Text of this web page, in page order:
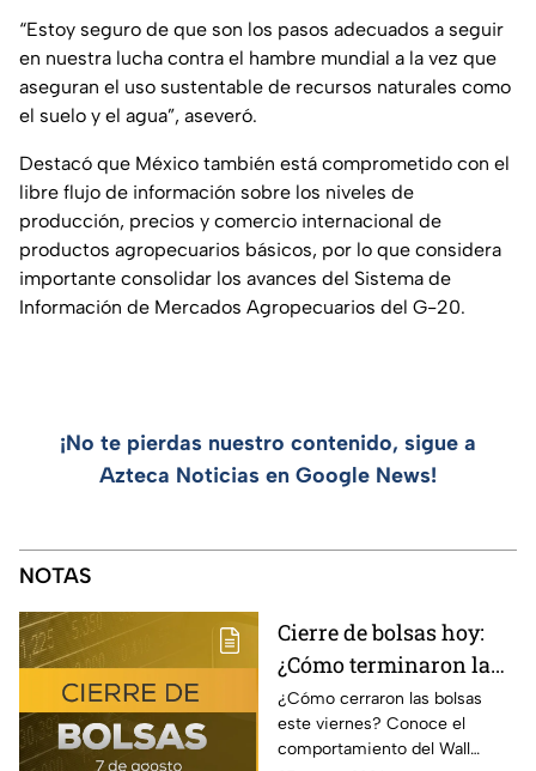
“Estoy seguro de que son los pasos adecuados a seguir
en nuestra lucha contra el hambre mundial a la vez que
aseguran el uso sustentable de recursos naturales como
el suelo y el agua”, aseveró.
Destacó que México también está comprometido con el
libre flujo de información sobre los niveles de
producción, precios y comercio internacional de
productos agropecuarios básicos, por lo que considera
importante consolidar los avances del Sistema de
Información de Mercados Agropecuarios del G-20.
¡No te pierdas nuestro contenido, sigue a
Azteca Noticias en Google News!
NOTAS
Cierre de bolsas hoy:
¿Cómo terminaron la
BMV y el Wall Street
hoy 7 de agosto
¿Cómo cerraron las bolsas
este viernes? Conoce el
comportamiento del Wall